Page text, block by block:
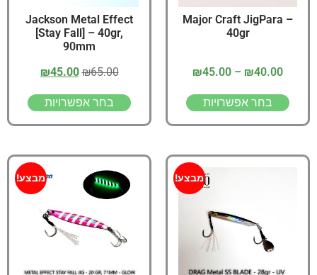
Major Craft JigPara –
40gr
₪40.00
–
₪45.00
בחר אפשרויות
Jackson Metal Effect
[Stay Fall] – 40gr,
90mm
₪65.00
₪45.00
בחר אפשרויות
מבצע! מבצע!